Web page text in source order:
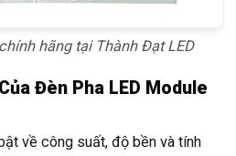
hãng tại Thành Đạt LED
Đèn Pha LED Module
về công suất, độ bền và tính